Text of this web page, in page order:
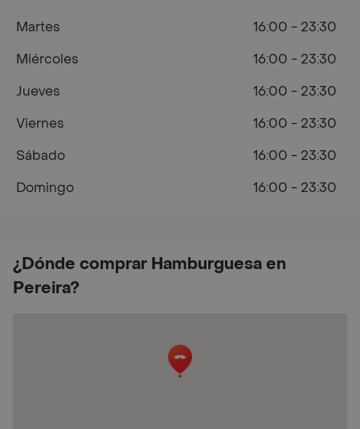
¿Dónde comprar Hamburguesa en
Pereira?
Martes
16:00 - 23:30
Miércoles
16:00 - 23:30
Jueves
16:00 - 23:30
Viernes
16:00 - 23:30
Sábado
16:00 - 23:30
Domingo
16:00 - 23:30